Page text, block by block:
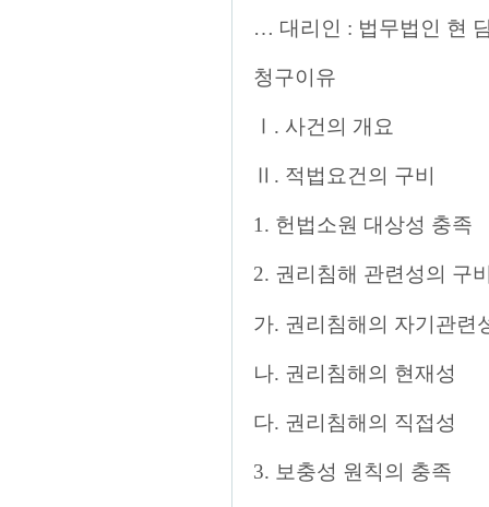
… 대리인 : 법무법인 현
청구이유
Ⅰ. 사건의 개요
Ⅱ. 적법요건의 구비
1. 헌법소원 대상성 충족
2. 권리침해 관련성의 구
가. 권리침해의 자기관련
나. 권리침해의 현재성
다. 권리침해의 직접성
3. 보충성 원칙의 충족